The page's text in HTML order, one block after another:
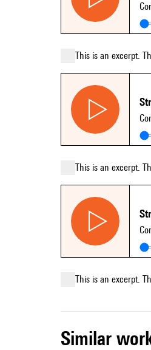
This is an excerpt.
This is an excerpt.
This is an excerpt.
similar